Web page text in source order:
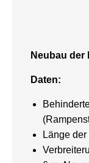
Neubau
Daten:
Länge